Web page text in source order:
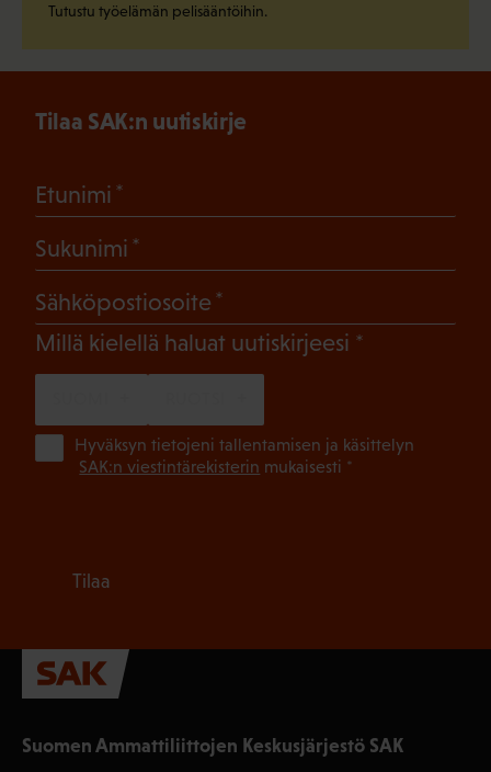
Tutustu työelämän pelisääntöihin.
Suomen Ammattiliittojen Keskusjärjestö SAK
Tilaa SAK:n uutiskirje
Etunimi
Sukunimi
Sähköpostiosoite
Millä kielellä haluat uutiskirjeesi (Pakollinen)
Hyväksyn tietojeni tallentamisen ja käsittelyn
SAK:n viestintärekisterin mukaisesti *
Tilaa